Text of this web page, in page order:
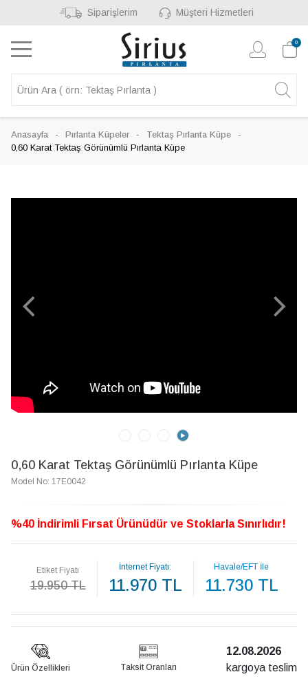
Siparişlerim Müşteri Hizmetleri
0
Anasayfa Pırlanta Küpeler
Tektaş Pırlanta Küpe
0,60 Karat Tektaş Görünümlü Pırlanta Küpe
0,60 Karat Tektaş Görünümlü Pırlanta Küpe
Model No: 17E0042
%40 İndirimli Fırsat Ürünüdür ve Stoklarla Sınırlıdır!
Etiket Fiyatı
19.950 TL
İnternet Fiyatı:
11.970 TL
Havale/EFT İle
11.730 TL
Ürün Özellikleri Taksit Oranları
12.08.2026
kargoya teslim